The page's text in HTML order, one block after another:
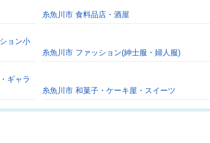
糸魚川市 食料品店・酒屋
ョン小
糸魚川市 ファッション(紳士服・婦人服)
ギャラ
糸魚川市 和菓子・ケーキ屋・スイーツ